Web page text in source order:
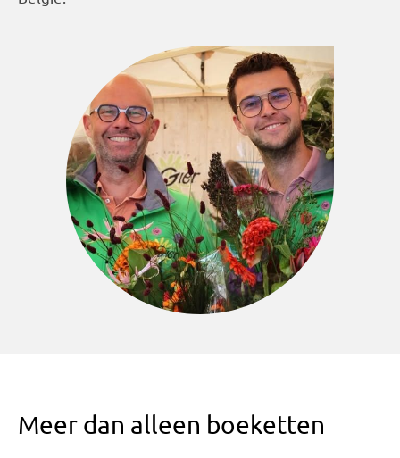
Meer dan alleen boeketten